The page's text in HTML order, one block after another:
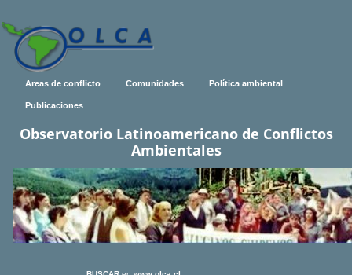
Areas de conflicto Comunidades Política ambiental
Publicaciones
Observatorio Latinoamericano de Conflictos
Ambientales